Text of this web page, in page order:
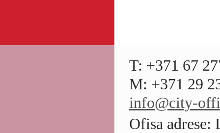
T: +371 67
M: +371 29
info@city-
Ofisa adrese: